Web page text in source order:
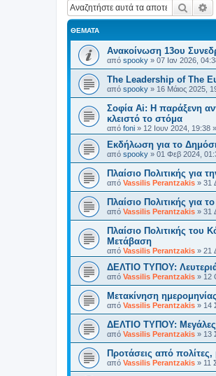
ΘΈΜΑΤΑ
Ανακοίνωση 13ου
από spooky » 07 Ιαν 2026,
The Leadership of The
από spooky » 16 Μάιος 2025,
Σοφία Ai: Η παράξενη
κλειστό το στόμα
από foni » 12 Ιουν 2024, 19:38
Εκδήλωση για το
από spooky » 01 Φεβ 2024,
Πλαίσιο Πολιτικής για
από Vassilis Perantzakis » 31
Πλαίσιο Πολιτικής για
από Vassilis Perantzakis » 31
Πλαίσιο Πολιτικής του
Μετάβαση
από Vassilis Perantzakis » 21
ΔΕΛΤΙΟ ΤΥΠΟΥ:
από Vassilis Perantzakis » 12
Μετακίνηση
από Vassilis Perantzakis » 14
ΔΕΛΤΙΟ ΤΥΠΟΥ: Μεγάλες
από Vassilis Perantzakis » 13
Προτάσεις από πολίτες,
από Vassilis Perantzakis » 11